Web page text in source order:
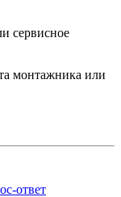
сервисное
монтажника или
ответ